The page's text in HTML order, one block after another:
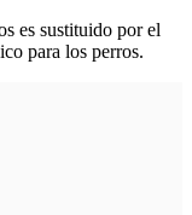
es sustituido por el
para los perros.